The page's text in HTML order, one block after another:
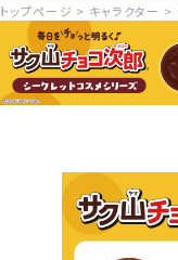
トップページ キャラクター